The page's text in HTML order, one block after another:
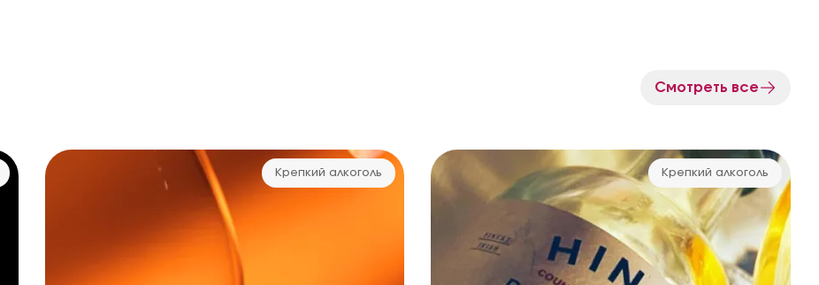
Смотреть все
Крепкий алкоголь Крепкий алкоголь